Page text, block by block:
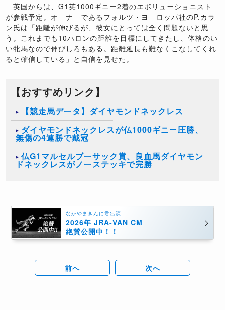
英国からは、G1英1000ギニー2着のエボリューショニスト
が参戦予定。オーナーであるフォルツ・ヨーロッパ社のP.カラ
ン氏は「距離が伸びるが、彼女にとっては全く問題ないと思
う。これまでも 10ハロンの距離を目標にしてきたし、体格のい
い牝馬なので伸びしろもある。距離延長も難なくこなしてくれ
ると確信している」と自信を見せた。
【おすすめリンク】
【競走馬データ】ダイヤモンドネックレス
ダイヤモンドネックレスが仏1000ギニー圧勝、
無傷の4連勝で戴冠
仏G1マルセルブーサック賞、良血馬ダイヤモン
ドネックレスがノーステッキで完勝
なかやまきんに君出演
2026年 JRA-VAN CM
絶賛公開中！！
前へ 次へ